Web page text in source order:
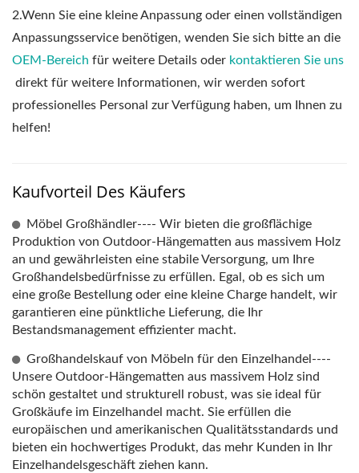
2.Wenn Sie eine kleine Anpassung oder einen vollständigen
Anpassungsservice benötigen, wenden Sie sich bitte an die
OEM-Bereich für weitere Details oder kontaktieren Sie uns
direkt für weitere Informationen, wir werden sofort
professionelles Personal zur Verfügung haben, um Ihnen zu
helfen!
Kaufvorteil Des Käufers
Möbel Großhändler---- Wir bieten die großflächige
Produktion von Outdoor-Hängematten aus massivem Holz
an und gewährleisten eine stabile Versorgung, um Ihre
Großhandelsbedürfnisse zu erfüllen. Egal, ob es sich um
eine große Bestellung oder eine kleine Charge handelt, wir
garantieren eine pünktliche Lieferung, die Ihr
Bestandsmanagement effizienter macht.
Großhandelskauf von Möbeln für den Einzelhandel----
Unsere Outdoor-Hängematten aus massivem Holz sind
schön gestaltet und strukturell robust, was sie ideal für
Großkäufe im Einzelhandel macht. Sie erfüllen die
europäischen und amerikanischen Qualitätsstandards und
bieten ein hochwertiges Produkt, das mehr Kunden in Ihr
Einzelhandelsgeschäft ziehen kann.